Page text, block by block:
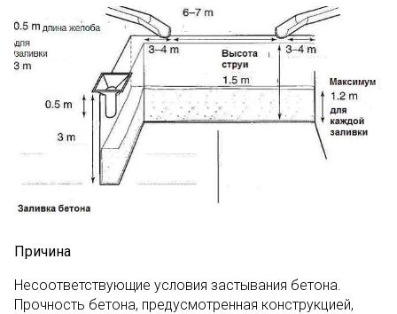
Причина
Несоответствующие условия застывания бетона.
Прочность бетона, предусмотренная конструкцией,